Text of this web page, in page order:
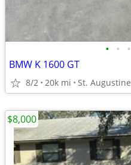
• • •
BMW K 1600 GT
8/2 20k mi St. Augustine
$8,000